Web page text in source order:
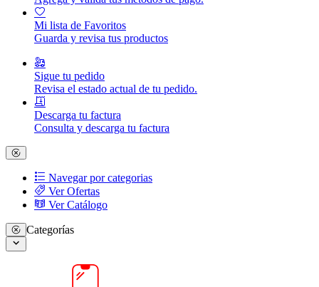
Mi lista de Favoritos
Guarda y revisa tus productos
Sigue tu pedido
Revisa el estado actual de tu pedido.
Descarga tu factura
Consulta y descarga tu factura
Navegar por categorias
Ver Ofertas
Ver Catálogo
Categorías